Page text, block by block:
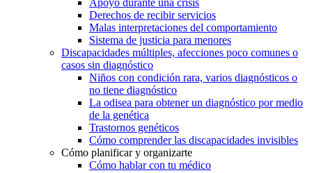
Derechos de recibir servicios
Malas interpretaciones del comportamiento
Sistema de justicia para menores
Discapacidades múltiples, afecciones poco comunes o
casos sin diagnóstico
Niños con condición rara, varios diagnósticos o
no tiene diagnóstico
La odisea para obtener un diagnóstico por medio
de la genética
Trastornos genéticos
Cómo comprender las discapacidades invisibles
Cómo planificar y organizarte
Cómo hablar con tu médico